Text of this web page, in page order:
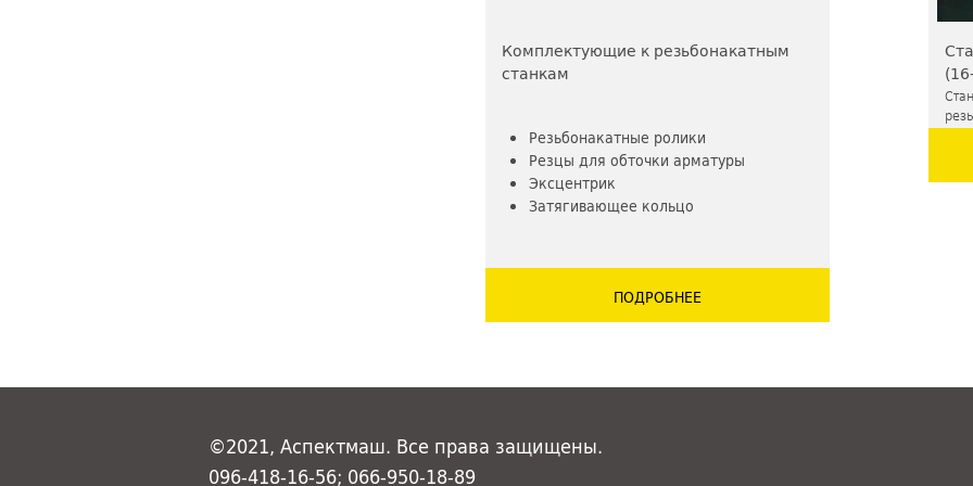
Комплектующие к резьбонакатным
станкам
Резьбонакатные ролики
Резцы для обточки арматуры
Эксцентрик
Затягивающее кольцо
ПОДРОБНЕЕ
©2021, Аспектмаш. Все права защищены.
096-418-16-56; 066-950-18-89